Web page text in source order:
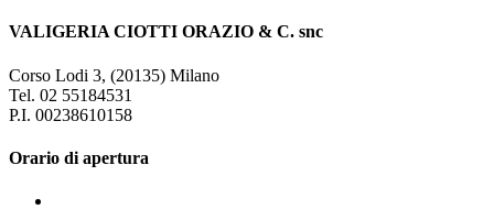
VALIGERIA CIOTTI ORAZIO & C. snc
Corso Lodi 3, (20135) Milano
Tel. 02 55184531
P.I. 00238610158
Orario di apertura